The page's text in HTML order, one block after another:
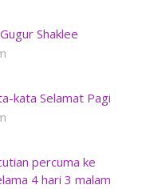
Shaklee
kata Selamat Pagi
percuma ke
4 hari 3 malam